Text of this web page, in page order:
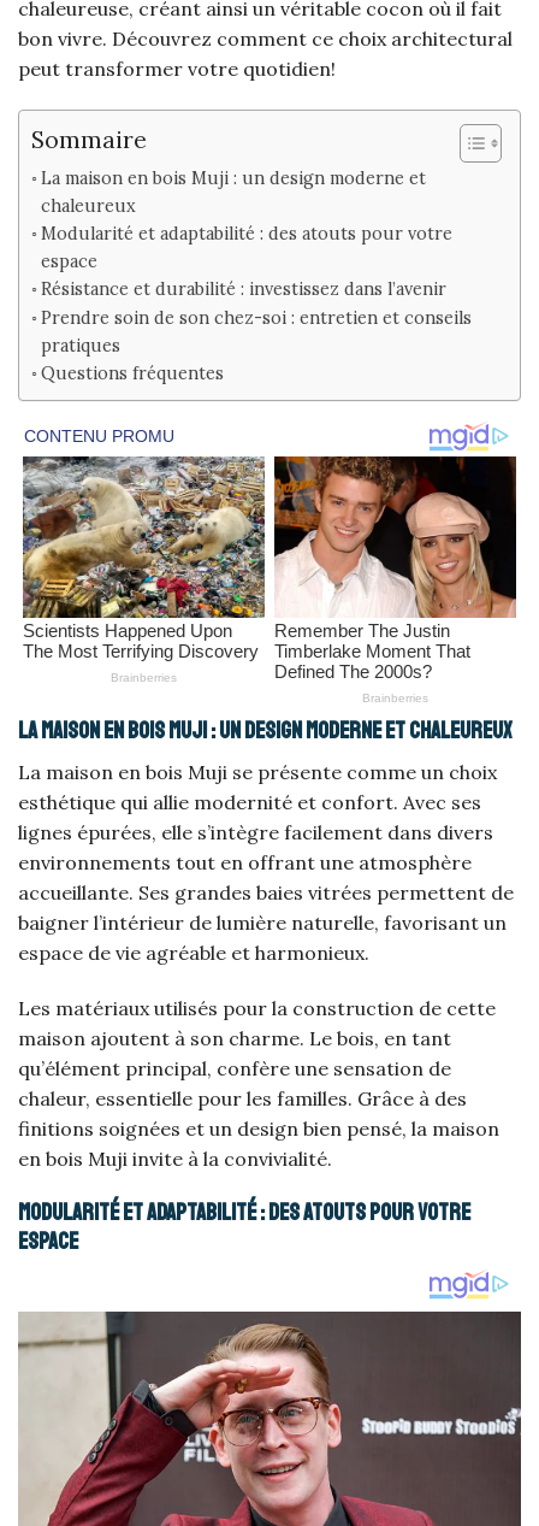
chaleureuse, créant ainsi un véritable cocon où il fait
bon vivre. Découvrez comment ce choix architectural
peut transformer votre quotidien!
Sommaire
La maison en bois Muji : un design moderne et
chaleureux
Modularité et adaptabilité : des atouts pour votre
espace
Résistance et durabilité : investissez dans l’avenir
Prendre soin de son chez-soi : entretien et conseils
pratiques
Questions fréquentes
La maison en bois Muji : un design moderne et chaleureux
La maison en bois Muji se présente comme un choix
esthétique qui allie modernité et confort. Avec ses
lignes épurées, elle s’intègre facilement dans divers
environnements tout en offrant une atmosphère
accueillante. Ses grandes baies vitrées permettent de
baigner l’intérieur de lumière naturelle, favorisant un
espace de vie agréable et harmonieux.
Les matériaux utilisés pour la construction de cette
maison ajoutent à son charme. Le bois, en tant
qu’élément principal, confère une sensation de
chaleur, essentielle pour les familles. Grâce à des
finitions soignées et un design bien pensé, la maison
en bois Muji invite à la convivialité.
Modularité et adaptabilité : des atouts pour votre
espace